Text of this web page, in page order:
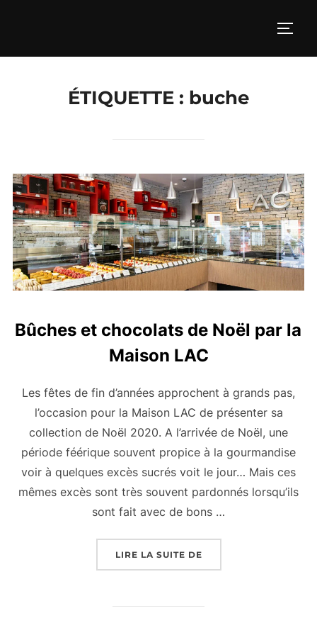
ÉTIQUETTE : buche
Bûches et chocolats de Noël par la
Maison LAC
Les fêtes de fin d’années approchent à grands pas,
l’occasion pour la Maison LAC de présenter sa
collection de Noël 2020. A l’arrivée de Noël, une
période féérique souvent propice à la gourmandise
voir à quelques excès sucrés voit le jour… Mais ces
mêmes excès sont très souvent pardonnés lorsqu’ils
sont fait avec de bons …
LIRE LA SUITE DE« BÛCHES ET